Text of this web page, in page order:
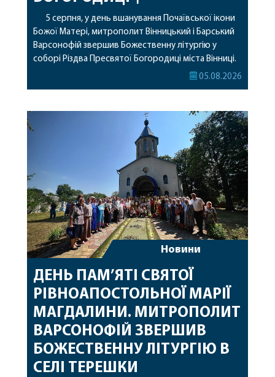
5 серпня, у день вшанування Почаївської ікони
Божої Матері, митрополит Вінницький і Барський
Варсонофій звершив Божественну літургію у
соборі Різдва Пресвятої Богородиці міста Вінниці.
Його Високопреосвященству співслужили
священному сані. Під час богослужіння підносилися
особливі молитви за мир в Україні, за воїнів, які
05.08.2026
Новини
ДЕНЬ ПАМ’ЯТІ СВЯТОЇ
РІВНОАПОСТОЛЬНОЇ МАРІЇ
МАГДАЛИНИ. МИТРОПОЛИТ
ВАРСОНОФІЙ ЗВЕРШИВ
БОЖЕСТВЕННУ ЛІТУРГІЮ В
СЕЛІ ТЕРЕШКИ